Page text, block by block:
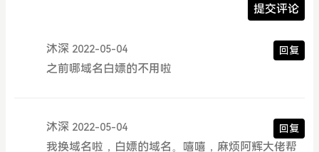
提交评论
沐深 2022-05-04 回复
之前哪域名白嫖的不用啦
沐深 2022-05-04 回复
我换域名啦，白嫖的域名。嘻嘻，麻烦阿辉大佬帮